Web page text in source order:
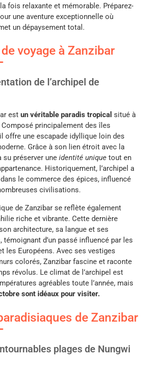
fois relaxante et mémorable. Préparez-
une aventure exceptionnelle où
un dépaysement total.
voyage à Zanzibar
de l’archipel de
est un véritable paradis tropical situé à
Composé principalement des îles
il offre une escapade idyllique loin des
Grâce à son lien étroit avec la
su préserver une identité unique tout en
Historiquement, l’archipel a
le commerce des épices, influencé
civilisations.
de Zanzibar se reflète également
riche et vibrante. Cette dernière
architecture, sa langue et ses
d’un passé influencé par les
les Européens. Avec ses vestiges
colorés, Zanzibar fascine et raconte
révolus. Le climat de l’archipel est
agréables toute l’année, mais
sont idéaux pour visiter.
de Zanzibar
plages de Nungwi